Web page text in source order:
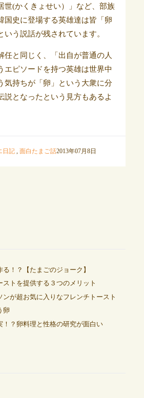
世(かくきょせい）」など、部族
国史に登場する英雄達は皆「卵
いう説話が残されています。
任と同じく、「出自が普通の人
エピソードを持つ英雄は世界中
気持ちが「卵」という大衆に分
説となったという見方もあるよ
日記, 面白たまご話2013年07月8日
！？【たまごのジョーク】
ストを提供する３つのメリット
ンが超お気に入りなフレンチトースト
卵
！？卵料理と性格の研究が面白い